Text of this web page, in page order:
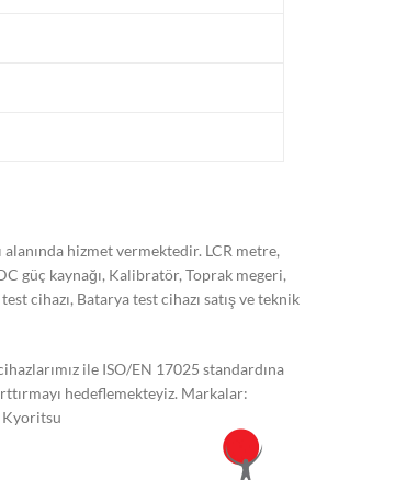
hizmet vermektedir. LCR metre,
güç kaynağı, Kalibratör, Toprak megeri,
cihazı, Batarya test cihazı satış ve teknik
ile ISO/EN 17025 standardına
hedeflemekteyiz. Markalar:
Kyoritsu